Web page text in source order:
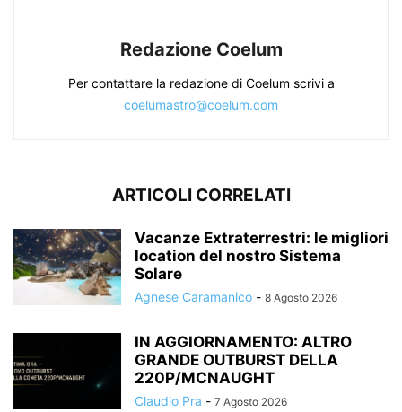
Redazione Coelum
Per contattare la redazione di Coelum scrivi a
coelumastro@coelum.com
ARTICOLI CORRELATI
Vacanze Extraterrestri: le migliori
location del nostro Sistema
Solare
Agnese Caramanico - 8 Agosto 2026
IN AGGIORNAMENTO: ALTRO
GRANDE OUTBURST DELLA
220P/MCNAUGHT
Claudio Pra - 7 Agosto 2026